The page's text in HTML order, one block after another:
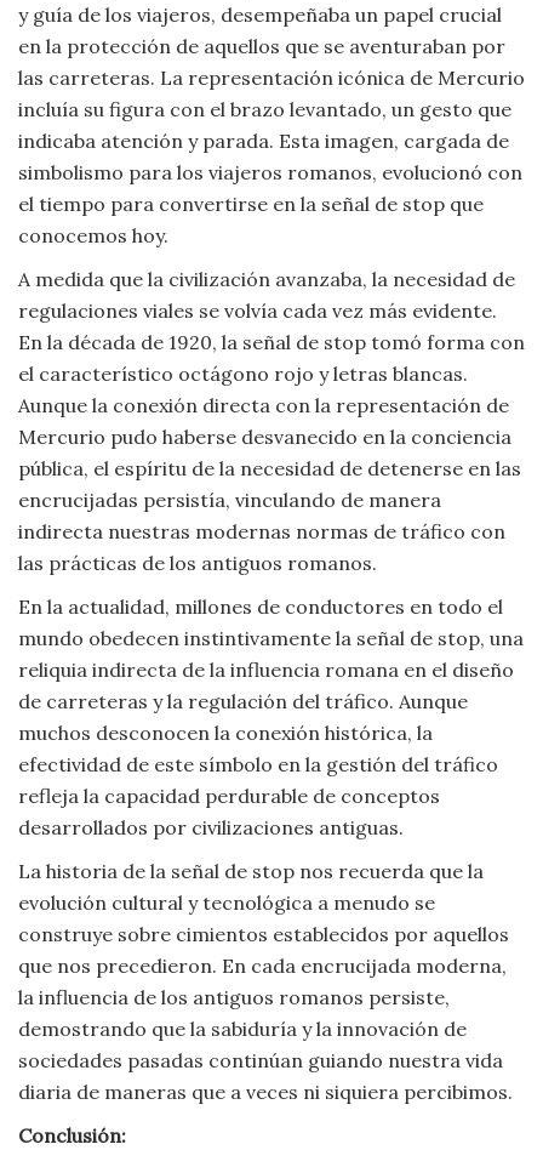
y guía de los viajeros, desempeñaba un papel crucial
en la protección de aquellos que se aventuraban por
las carreteras. La representación icónica de Mercurio
incluía su figura con el brazo levantado, un gesto que
indicaba atención y parada. Esta imagen, cargada de
simbolismo para los viajeros romanos, evolucionó con
el tiempo para convertirse en la señal de stop que
conocemos hoy.
A medida que la civilización avanzaba, la necesidad de
regulaciones viales se volvía cada vez más evidente.
En la década de 1920, la señal de stop tomó forma con
el característico octágono rojo y letras blancas.
Aunque la conexión directa con la representación de
Mercurio pudo haberse desvanecido en la conciencia
pública, el espíritu de la necesidad de detenerse en las
encrucijadas persistía, vinculando de manera
indirecta nuestras modernas normas de tráfico con
las prácticas de los antiguos romanos.
En la actualidad, millones de conductores en todo el
mundo obedecen instintivamente la señal de stop, una
reliquia indirecta de la influencia romana en el diseño
de carreteras y la regulación del tráfico. Aunque
muchos desconocen la conexión histórica, la
efectividad de este símbolo en la gestión del tráfico
refleja la capacidad perdurable de conceptos
desarrollados por civilizaciones antiguas.
La historia de la señal de stop nos recuerda que la
evolución cultural y tecnológica a menudo se
construye sobre cimientos establecidos por aquellos
que nos precedieron. En cada encrucijada moderna,
la influencia de los antiguos romanos persiste,
demostrando que la sabiduría y la innovación de
sociedades pasadas continúan guiando nuestra vida
diaria de maneras que a veces ni siquiera percibimos.
Conclusión: